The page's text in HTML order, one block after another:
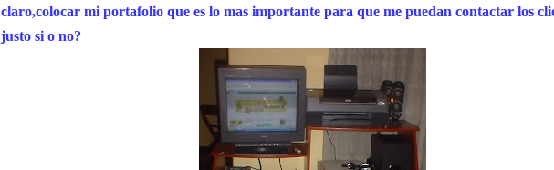
claro,colocar mi portafolio que es lo mas importante para que me puedan contactar los
justo si o no?